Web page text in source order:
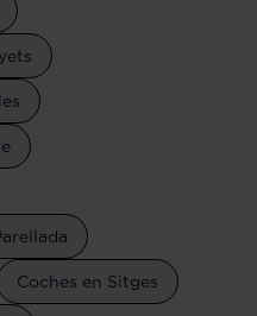
Coches en Sitges